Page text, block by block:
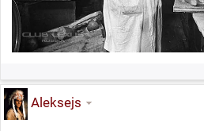
Aleksejs